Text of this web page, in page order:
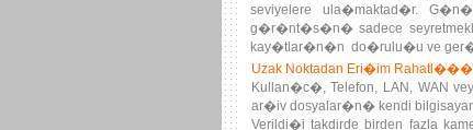
seviyelere ula�maktad�r.
g�r�nt�s�n� sadece
kay�tlar�n�n do�rulu�u ve
delil olarak kabul edilmeye
Uzak Noktadan Eri�im Rahatl���
Kullan�c�, Telefon, LAN, WAN
ar�iv dosyalar�n� kendi
Verildi�i takdirde birden fazla